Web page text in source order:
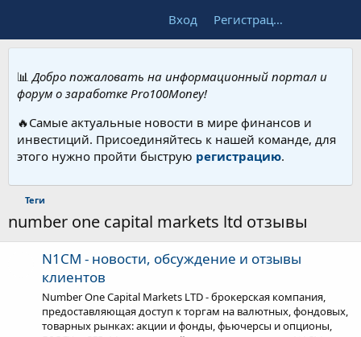
Вход Регистрация
📊 Добро пожаловать на информационный портал и
форум о заработке Pro100Money!
🔥Самые актуальные новости в мире финансов и
инвестиций. Присоединяйтесь к нашей команде, для
этого нужно пройти быструю регистрацию.
Теги
number one capital markets ltd отзывы
N1CM - новости, обсуждение и отзывы
клиентов
Number One Capital Markets LTD - брокерская компания,
предоставляющая доступ к торгам на валютных, фондовых,
товарных рынках: акции и фонды, фьючерсы и опционы,